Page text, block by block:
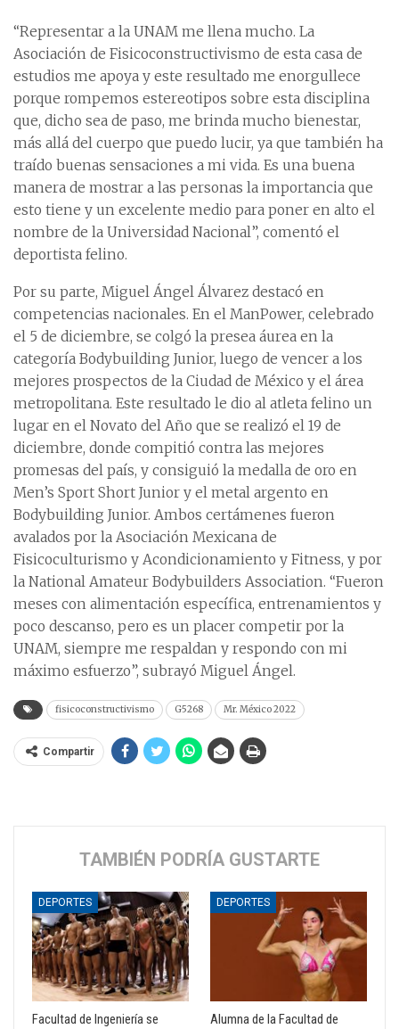
“Representar a la UNAM me llena mucho. La
Asociación de Fisicoconstructivismo de esta casa de
estudios me apoya y este resultado me enorgullece
porque rompemos estereotipos sobre esta disciplina
que, dicho sea de paso, me brinda mucho bienestar,
más allá del cuerpo que puedo lucir, ya que también ha
traído buenas sensaciones a mi vida. Es una buena
manera de mostrar a las personas la importancia que
esto tiene y un excelente medio para poner en alto el
nombre de la Universidad Nacional”, comentó el
deportista felino.
Por su parte, Miguel Ángel Álvarez destacó en
competencias nacionales. En el ManPower, celebrado
el 5 de diciembre, se colgó la presea áurea en la
categoría Bodybuilding Junior, luego de vencer a los
mejores prospectos de la Ciudad de México y el área
metropolitana. Este resultado le dio al atleta felino un
lugar en el Novato del Año que se realizó el 19 de
diciembre, donde compitió contra las mejores
promesas del país, y consiguió la medalla de oro en
Men’s Sport Short Junior y el metal argento en
Bodybuilding Junior. Ambos certámenes fueron
avalados por la Asociación Mexicana de
Fisicoculturismo y Acondicionamiento y Fitness, y por
la National Amateur Bodybuilders Association. “Fueron
meses con alimentación específica, entrenamientos y
poco descanso, pero es un placer competir por la
UNAM, siempre me respaldan y respondo con mi
máximo esfuerzo”, subrayó Miguel Ángel.
fisicoconstructivismo G5268 Mr. México 2022
Compartir
TAMBIÉN PODRÍA GUSTARTE
DEPORTES
Facultad de Ingeniería se
DEPORTES
Alumna de la Facultad de